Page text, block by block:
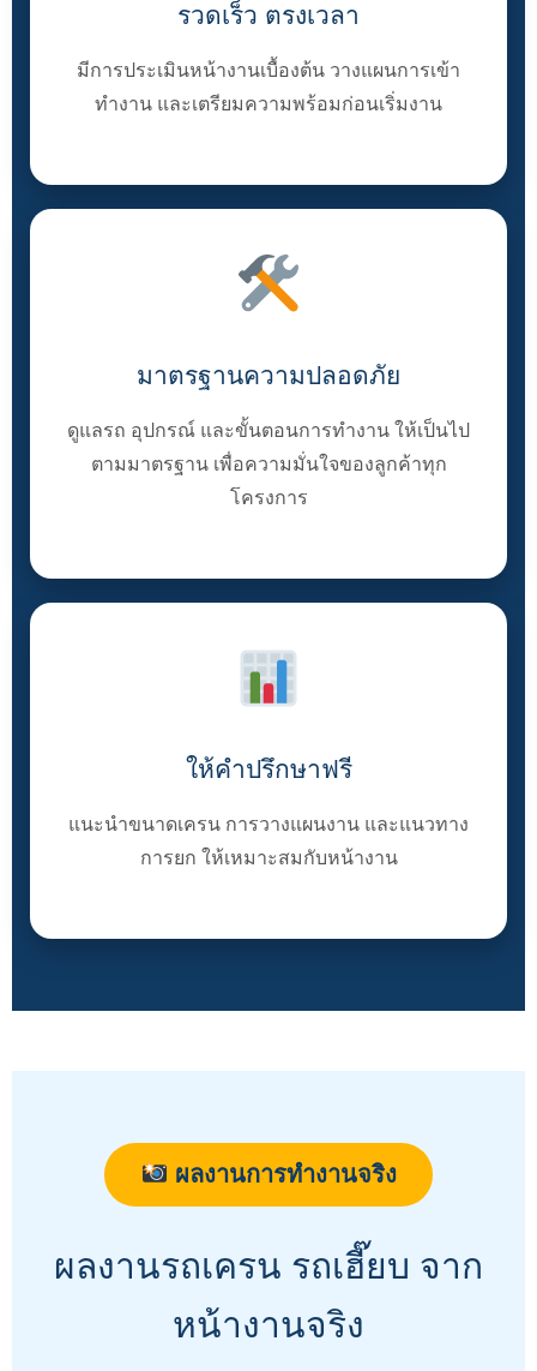
รวดเร็ว ตรงเวลา
มีการประเมินหน้างานเบื้องต้น วางแผนการเข้า
ทำงาน และเตรียมความพร้อมก่อนเริ่มงาน
มาตรฐานความปลอดภัย
ดูแลรถ อุปกรณ์ และขั้นตอนการทำงาน ให้เป็นไป
ตามมาตรฐาน เพื่อความมั่นใจของลูกค้าทุก
โครงการ
ให้คำปรึกษาฟรี
แนะนำขนาดเครน การวางแผนงาน และแนวทาง
การยก ให้เหมาะสมกับหน้างาน
ผลงานการทำงานจริง
ผลงานรถเครน รถเฮี๊ยบ จาก
หน้างานจริง